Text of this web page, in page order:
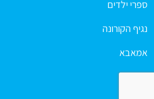
ספרי ילדים
נגיף הקורונה
אמאבא